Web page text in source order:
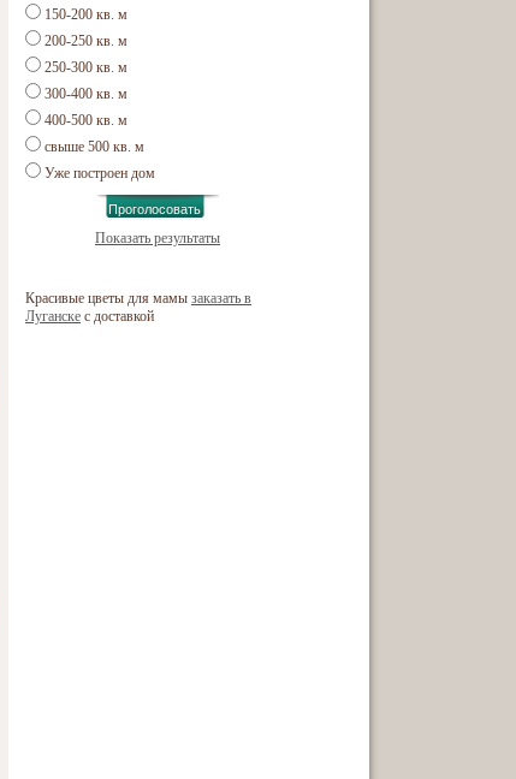
150-200 кв. м
200-250 кв. м
250-300 кв. м
300-400 кв. м
400-500 кв. м
свыше 500 кв. м
Уже построен дом
Показать результаты
Красивые цветы для мамы заказать в
Луганске с доставкой